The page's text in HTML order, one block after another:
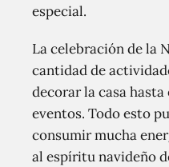
especial.
La celebración de la
cantidad de
decorar la casa
eventos. Todo esto
consumir mucha
al espíritu navideño